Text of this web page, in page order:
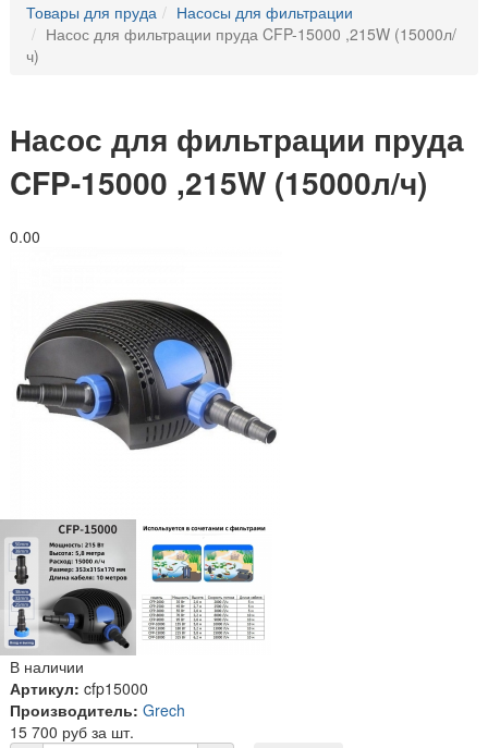
Товары для пруда
Насосы для фильтрации
Насос для фильтрации пруда CFP-15000 ,215W (15000л/
ч)
Насос для фильтрации пруда
CFP-15000 ,215W (15000л/ч)
0.00
В наличии
Артикул: cfp15000
Производитель: Grech
15 700 руб за шт.